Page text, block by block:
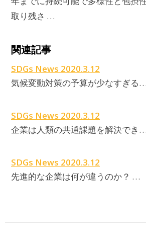
取り残さ …
関連記事
SDGs News 2020.3.12
気候変動対策の予算が少なすぎる…
SDGs News 2020.3.12
企業は人類の共通課題を解決でき…
SDGs News 2020.3.12
先進的な企業は何が違うのか？ …